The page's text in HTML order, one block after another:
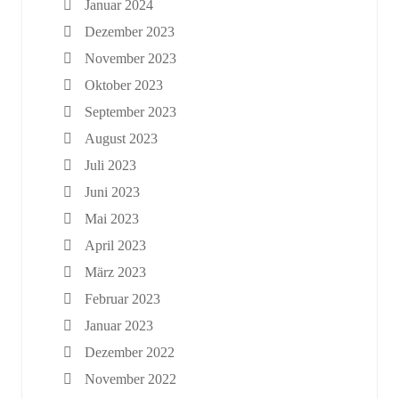
Januar 2024
Dezember 2023
November 2023
Oktober 2023
September 2023
August 2023
Juli 2023
Juni 2023
Mai 2023
April 2023
März 2023
Februar 2023
Januar 2023
Dezember 2022
November 2022